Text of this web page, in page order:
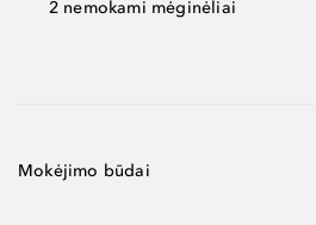
2 nemokami mėginėliai
Mokėjimo būdai